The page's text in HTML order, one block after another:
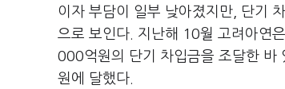
이자 부담이 일부 낮아졌지만, 단기
으로 보인다. 지난해 10월 고려아연
000억원의 단기 차입금을 조달한 바
원에 달했다.